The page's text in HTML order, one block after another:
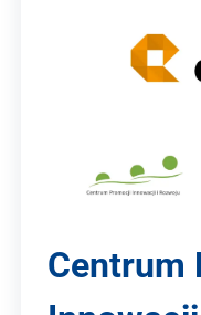
Centrum